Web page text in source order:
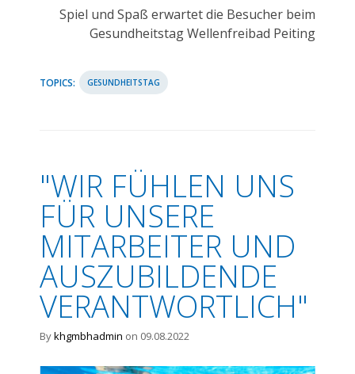
Spiel und Spaß erwartet die Besucher beim
Gesundheitstag Wellenfreibad Peiting
TOPICS: GESUNDHEITSTAG
"WIR FÜHLEN UNS
FÜR UNSERE
MITARBEITER UND
AUSZUBILDENDE
VERANTWORTLICH"
Bykhgmbhadmin on 09.08.2022